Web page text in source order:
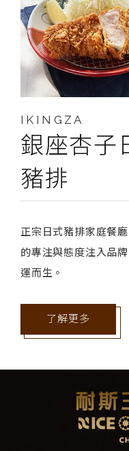
IKINGZA
銀座杏子
豬排
正宗日式豬排家庭餐
的專注與態度注入品
運而生。
了解更多